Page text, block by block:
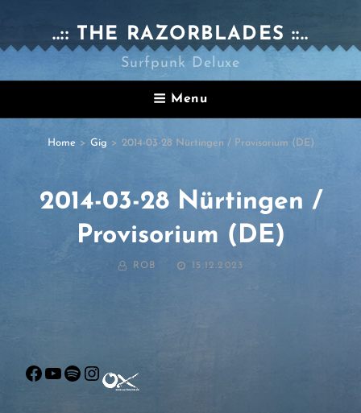
..:: THE RAZORBLADES ::..
Surfpunk Deluxe
Menu
Home > Gig > 2014-03-28 Nürtingen / Provisorium (DE)
2014-03-28 Nürtingen /
Provisorium (DE)
BY ROB
POSTED
15.12.2023
Facebook
YouTube
Spotify
Instagram